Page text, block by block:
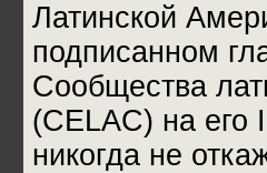
Латинской
подписанном
Сообщества
(CELAC) на его
никогда не